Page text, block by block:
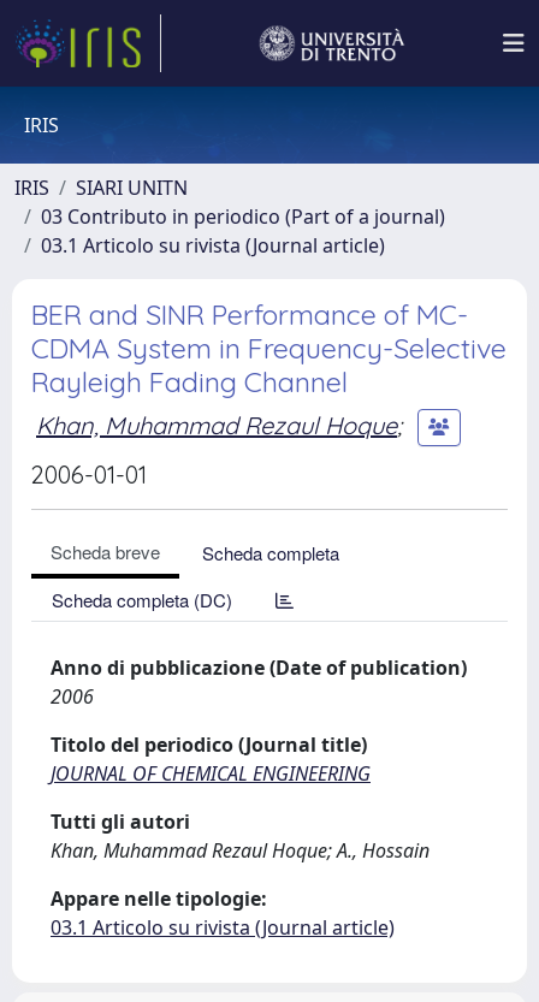
IRIS
IRIS
SIARI UNITN
03 Contributo in periodico (Part of a journal)
03.1 Articolo su rivista (Journal article)
BER and SINR Performance of MC-
CDMA System in Frequency-Selective
Rayleigh Fading Channel
Khan, Muhammad Rezaul Hoque;
2006-01-01
Scheda breve
Scheda completa
Scheda completa (DC)
Anno di pubblicazione (Date of publication)
2006
Titolo del periodico (Journal title)
JOURNAL OF CHEMICAL ENGINEERING
Tutti gli autori
Khan, Muhammad Rezaul Hoque; A., Hossain
Appare nelle tipologie:
03.1 Articolo su rivista (Journal article)